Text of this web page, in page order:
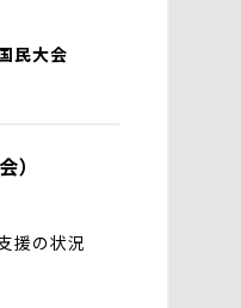
民大会
）
援の状況